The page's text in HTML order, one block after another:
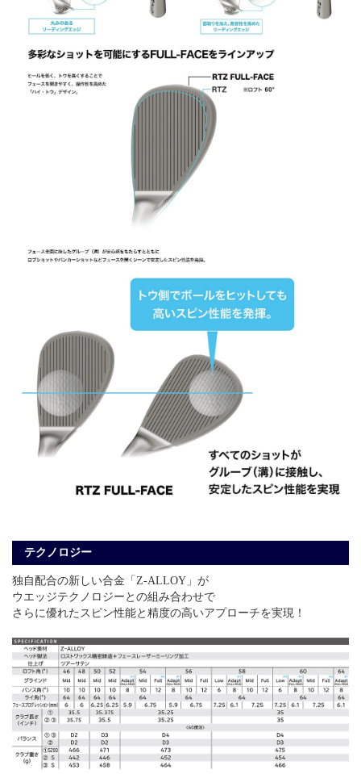
テクノロジー
独自配合の新しい合金「Z-ALLOY」が
ウエッジテクノロジーとの組み合わせで
さらに優れたスピン性能と精度の高いアプローチを実現！